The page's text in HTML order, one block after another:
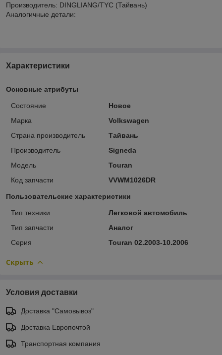
Производитель: DINGLIANG/TYC (Тайвань)
Аналогичные детали:
Характеристики
Основные атрибуты
Состояние
Новое
Марка
Volkswagen
Страна производитель
Тайвань
Производитель
Signeda
Модель
Touran
Код запчасти
VVWM1026DR
Пользовательские характеристики
Тип техники
Легковой автомобиль
Тип запчасти
Аналог
Серия
Touran 02.2003-10.2006
Скрыть
Условия доставки
Доставка "Самовывоз"
Доставка Европочтой
Транспортная компания